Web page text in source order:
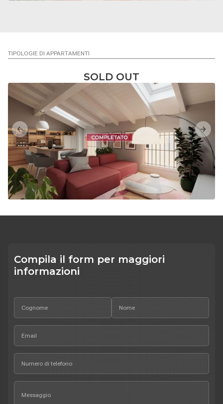
TIPOLOGIE DI APPARTAMENTI
SOLD OUT
Previous slide Next
Compila il form per maggiori
informazioni